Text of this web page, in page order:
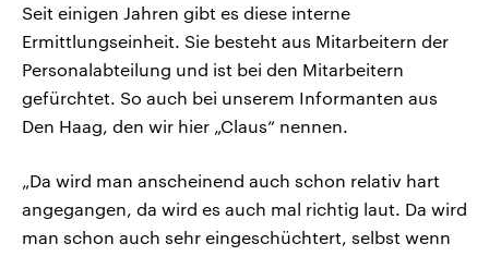
Seit einigen Jahren gibt es diese interne
Ermittlungseinheit. Sie besteht aus Mitarbeitern der
Personalabteilung und ist bei den Mitarbeitern
gefürchtet. So auch bei unserem Informanten aus
Den Haag, den wir hier „Claus“ nennen.
„Da wird man anscheinend auch schon relativ hart
angegangen, da wird es auch mal richtig laut. Da wird
man schon auch sehr eingeschüchtert, selbst wenn